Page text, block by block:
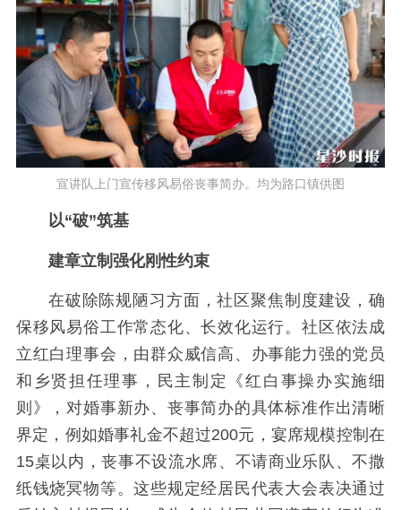
宣讲队上门宣传移风易俗丧事简办。均为路口镇供图
以“破”筑基
建章立制强化刚性约束
在破除陈规陋习方面，社区聚焦制度建设，确
保移风易俗工作常态化、长效化运行。社区依法成
立红白理事会，由群众威信高、办事能力强的党员
和乡贤担任理事，民主制定《红白事操办实施细
则》，对婚事新办、丧事简办的具体标准作出清晰
界定，例如婚事礼金不超过200元，宴席规模控制在
15桌以内，丧事不设流水席、不请商业乐队、不撒
纸钱烧冥物等。这些规定经居民代表大会表决通过